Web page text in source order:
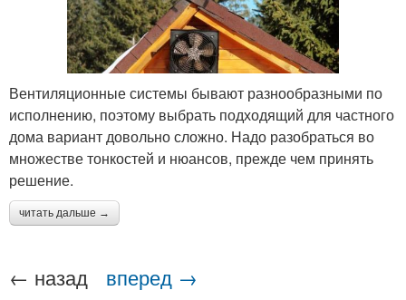
Вентиляционные системы бывают разнообразными по
исполнению, поэтому выбрать подходящий для частного
дома вариант довольно сложно. Надо разобраться во
множестве тонкостей и нюансов, прежде чем принять
решение.
читать дальше →
← назад вперед →